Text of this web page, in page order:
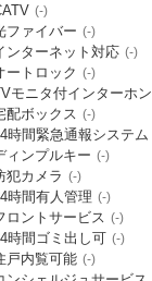
(-)
ファイバー (-)
ンターネット対応 (-)
ートロック (-)
モニタ付インターホン
配ボックス (-)
時間緊急通報システム
ィンプルキー (-)
犯カメラ (-)
時間有人管理 (-)
ロントサービス (-)
時間ゴミ出し可 (-)
戸内覧可能 (-)